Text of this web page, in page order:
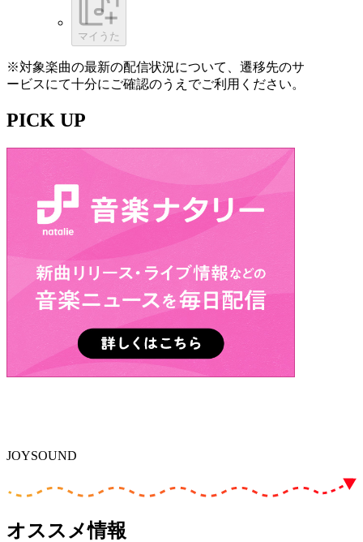
マイうた
※対象楽曲の最新の配信状況について、遷移先のサ
ービスにて十分にご確認のうえでご利用ください。
PICK UP
JOYSOUND
オススメ情報